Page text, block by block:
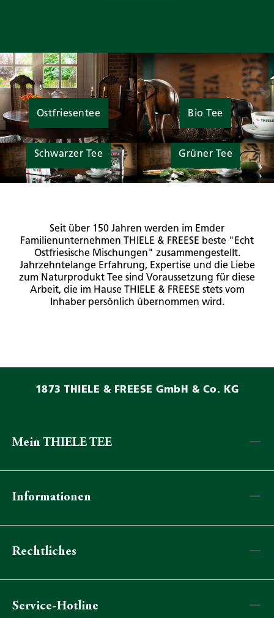
Ostfriesentee Bio Tee
Schwarzer Tee Grüner Tee
Seit über 150 Jahren werden im Emder
Familienunternehmen THIELE & FREESE beste "Echt
Ostfriesische Mischungen" zusammengestellt.
Jahrzehntelange Erfahrung, Expertise und die Liebe
zum Naturprodukt Tee sind Voraussetzung für diese
Arbeit, die im Hause THIELE & FREESE stets vom
Inhaber persönlich übernommen wird.
1873 THIELE & FREESE GmbH & Co. KG
Mein THIELE TEE
Informationen
Rechtliches
Service-Hotline